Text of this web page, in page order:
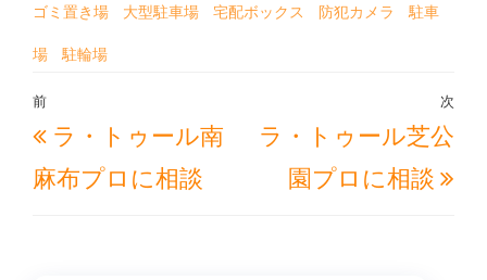
ゴミ置き場 大型駐車場 宅配ボックス 防犯カメラ 駐車
場 駐輪場
投
稿
ナ
過
去
の
前
ラ・トゥール南
麻布プロに相談
次
次
ラ・トゥール芝公
園プロに相談